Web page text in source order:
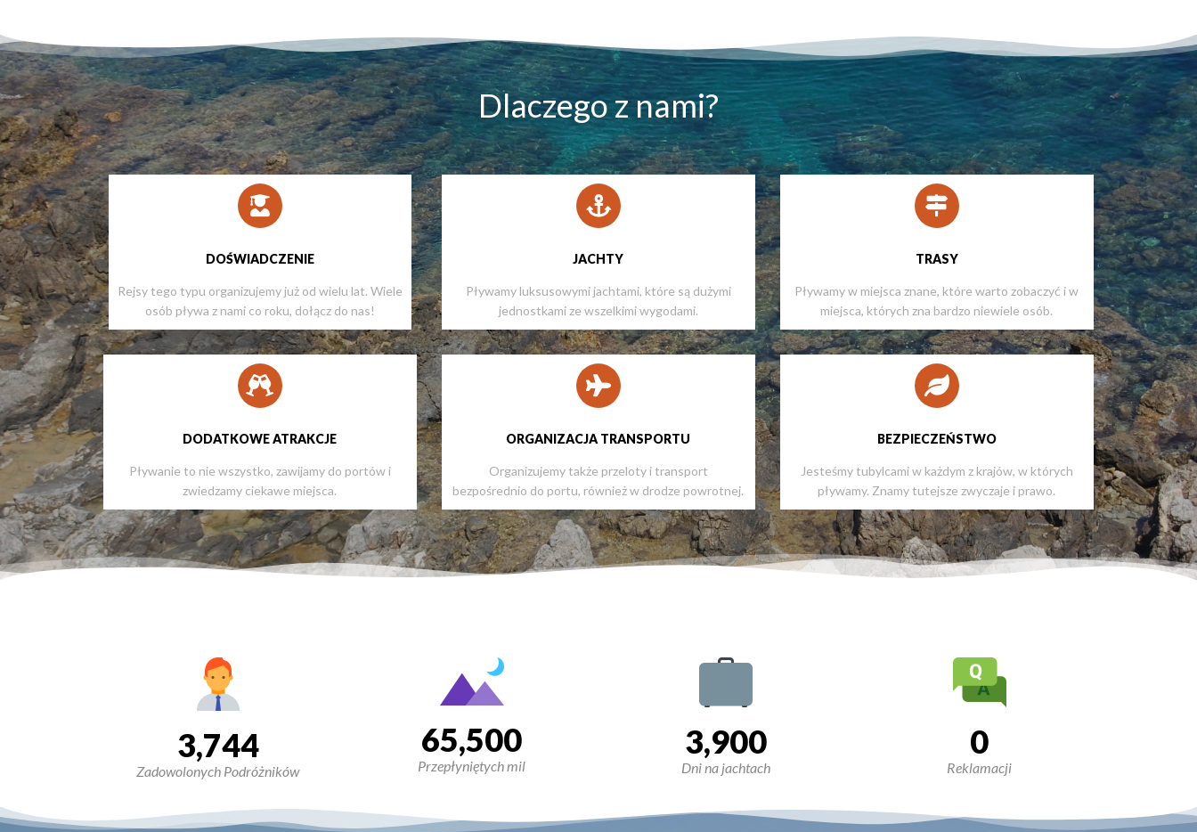
Dlaczego z nami?
DOŚWIADCZENIE
Rejsy tego typu organizujemy już od wielu lat. Wiele
osób pływa z nami co roku, dołącz do nas!
JACHTY
Pływamy luksusowymi jachtami, które są dużymi
jednostkami ze wszelkimi wygodami.
TRASY
Pływamy w miejsca znane, które warto zobaczyć i w
miejsca, których zna bardzo niewiele osób.
DODATKOWE ATRAKCJE
Pływanie to nie wszystko, zawijamy do portów i
zwiedzamy ciekawe miejsca.
ORGANIZACJA TRANSPORTU
Organizujemy także przeloty i transport
bezpośrednio do portu, również w drodze powrotnej.
BEZPIECZEŃSTWO
Jesteśmy tubylcami w każdym z krajów, w których
pływamy. Znamy tutejsze zwyczaje i prawo.
3,744
Zadowolonych Podróżników
65,500
Przepłyniętych mil
3,900
Dni na jachtach
0
Reklamacji